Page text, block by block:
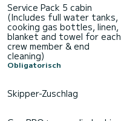
Service Pack 5 cabin
(Includes full water tanks,
cooking gas bottles, linen,
blanket and towel for each
crew member & end
cleaning)
Obligatorisch
Skipper-Zuschlag